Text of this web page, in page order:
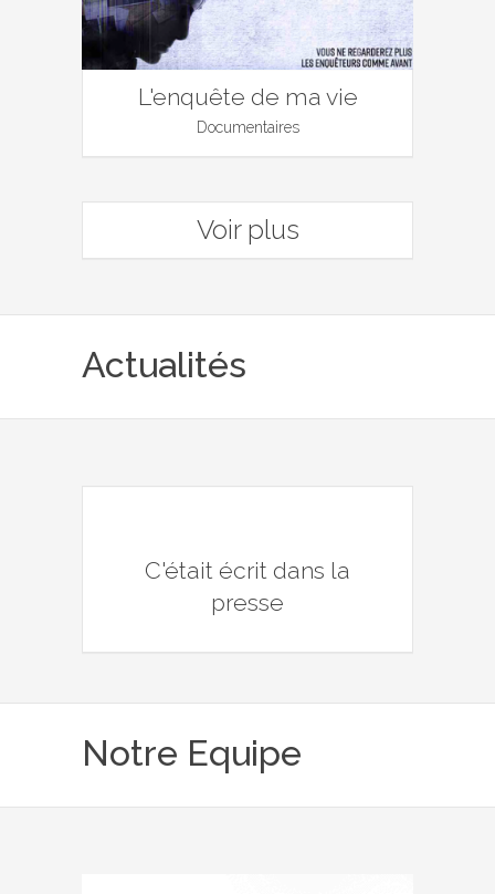
L'enquête de ma vie
Documentaires
Voir plus
Actualités
C'était écrit dans la
presse
Notre Equipe